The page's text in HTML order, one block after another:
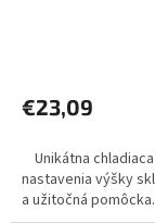
€23,09
Unikátna
nastavenia výšky
a užitočná